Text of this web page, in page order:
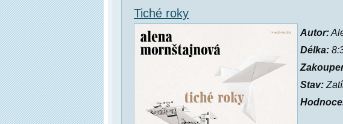
Tiché roky
Autor:
Délka:
Stav: